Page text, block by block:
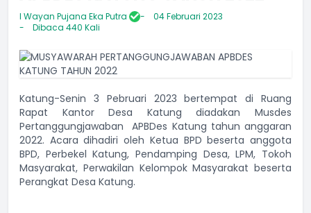
I Wayan Pujana Eka Putra
04 Februari 2023
Dibaca 440 Kali
Katung-Senin 3 Pebruari 2023 bertempat di Ruang
Rapat Kantor Desa Katung diadakan Musdes
Pertanggungjawaban APBDes Katung tahun anggaran
2022. Acara dihadiri oleh Ketua BPD beserta anggota
BPD, Perbekel Katung, Pendamping Desa, LPM, Tokoh
Masyarakat, Perwakilan Kelompok Masyarakat beserta
Perangkat Desa Katung.